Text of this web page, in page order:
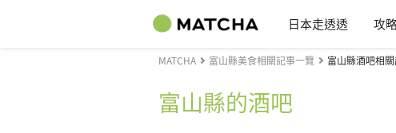
日本走透透 攻
MATCHA 富山縣美食相關記事一覽 富山縣酒吧相
富山縣的酒吧